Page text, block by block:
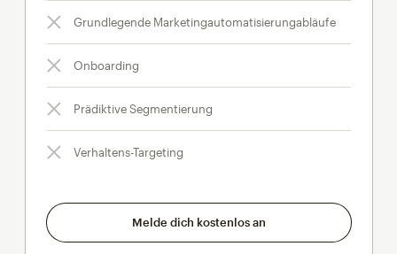
Grundlegende Marketingautomatisierungabläufe
Onboarding
Prädiktive Segmentierung
Verhaltens-Targeting
Melde dich kostenlos an